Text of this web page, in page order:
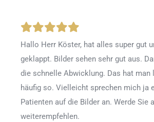
Hallo Herr Köster, hat alles super gut
geklappt. Bilder sehen sehr gut aus.
die schnelle Abwicklung. Das hat man
häufig so. Vielleicht sprechen mich ja
Patienten auf die Bilder an. Werde Sie
weiterempfehlen.